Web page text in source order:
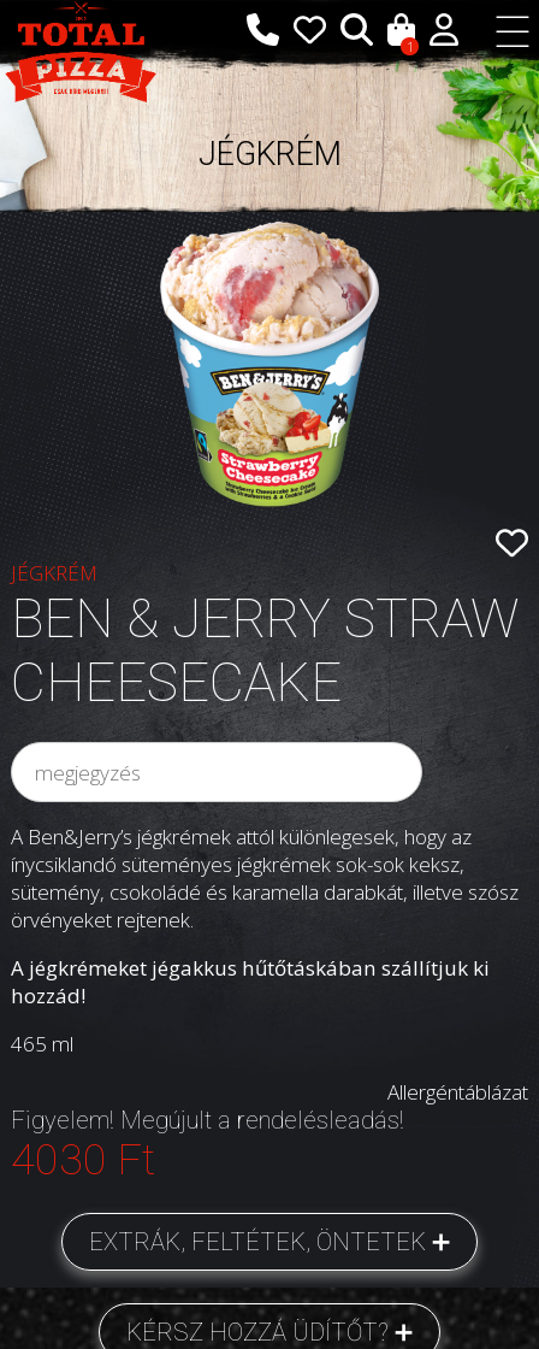
1
JÉGKRÉM
JÉGKRÉM
BEN & JERRY STRAW
CHEESECAKE
A Ben&Jerry’s jégkrémek attól különlegesek, hogy az
ínycsiklandó süteményes jégkrémek sok-sok keksz,
sütemény, csokoládé és karamella darabkát, illetve szósz
örvényeket rejtenek.
A jégkrémeket jégakkus hűtőtáskában szállítjuk ki
hozzád!
465 ml
Allergéntáblázat
Figyelem! Megújult a rendelésleadás!
4030 Ft
EXTRÁK, FELTÉTEK, ÖNTETEK
KÉRSZ HOZZÁ ÜDÍTŐT?